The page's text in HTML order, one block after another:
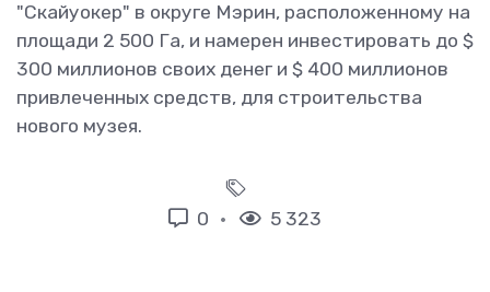
"Скайуокер" в округе Мэрин, расположенному на
площади 2 500 Га, и намерен инвестировать до $
300 миллионов своих денег и $ 400 миллионов
привлеченных средств, для строительства
нового музея.
0 5 323